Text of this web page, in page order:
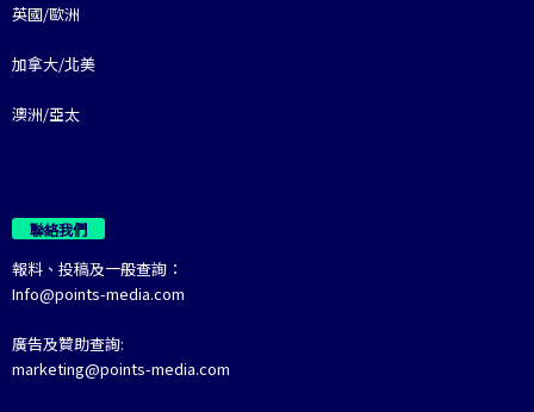
英國/歐洲
加拿大/北美
澳洲/亞太
聯絡我們
報料、投稿及一般查詢：
Info@points-media.com
廣告及贊助查詢:
marketing@points-media.com